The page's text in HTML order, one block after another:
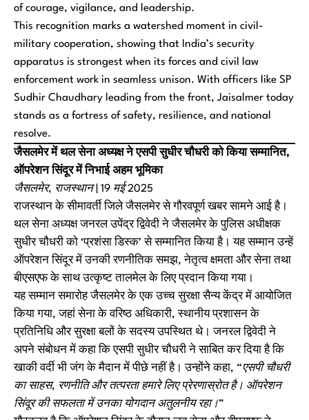
of courage, vigilance, and leadership.
This recognition marks a watershed moment in civil-
military cooperation, showing that India’s security
apparatus is strongest when its forces and civil law
enforcement work in seamless unison. With officers like SP
Sudhir Chaudhary leading from the front, Jaisalmer today
stands as a fortress of safety, resilience, and national
resolve.
जैसलमेर में थल सेना अध्यक्ष ने एसपी सुधीर चौधरी को किया सम्मानित,
ऑपरेशन सिंदूर में निभाई अहम भूमिका
जैसलमेर, राजस्थान | 19 मई 2025
राजस्थान के सीमावर्ती जिले जैसलमेर से गौरवपूर्ण खबर सामने आई है।
थल सेना अध्यक्ष जनरल उपेंद्र द्विवेदी ने जैसलमेर के पुलिस अधीक्षक
सुधीर चौधरी को ‘प्रशंसा डिस्क’ से सम्मानित किया है। यह सम्मान उन्हें
ऑपरेशन सिंदूर में उनकी रणनीतिक समझ, नेतृत्व क्षमता और सेना तथा
बीएसएफ के साथ उत्कृष्ट तालमेल के लिए प्रदान किया गया।
यह सम्मान समारोह जैसलमेर के एक उच्च सुरक्षा सैन्य केंद्र में आयोजित
किया गया, जहां सेना के वरिष्ठ अधिकारी, स्थानीय प्रशासन के
प्रतिनिधि और सुरक्षा बलों के सदस्य उपस्थित थे। जनरल द्विवेदी ने
अपने संबोधन में कहा कि एसपी सुधीर चौधरी ने साबित कर दिया है कि
खाकी वर्दी भी जंग के मैदान में पीछे नहीं है। उन्होंने कहा, “एसपी चौधरी
का साहस, रणनीति और तत्परता हमारे लिए प्रेरणास्रोत है। ऑपरेशन
सिंदूर की सफलता में उनका योगदान अतुलनीय रहा।”